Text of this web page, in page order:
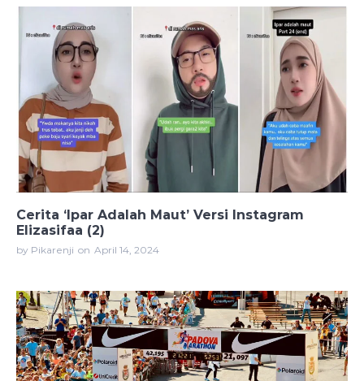
Cerita ‘Ipar Adalah Maut’ Versi Instagram
Elizasifaa (2)
by Pikarenji on April 14, 2024